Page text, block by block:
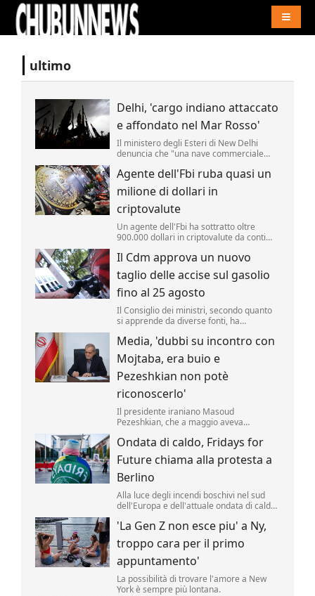
ultimo
Delhi, 'cargo indiano attaccato
e affondato nel Mar Rosso'
Il ministero degli Esteri di New Delhi
denuncia che "una nave commerciale
Noore Oliya" ha subito "un attacco" ed "è
affondata nel Mar Rosso al largo delle
coste dello Yemen".
Agente dell'Fbi ruba quasi un
milione di dollari in
criptovalute
Un agente dell'Fbi ha sottratto oltre
900.000 dollari in criptovalute da conti
un'indagine. Lo riporta la Cnn.
Il Cdm approva un nuovo
taglio delle accise sul gasolio
fino al 25 agosto
Il Consiglio dei ministri, secondo quanto
si apprende da diverse fonti, ha
gasolio fino al 25 agosto. Il valore della
riduzione resta di 17 centesimi al litro
(compresa l'Iva) .
Media, 'dubbi su incontro con
Mojtaba, era buio e
Pezeshkian non potè
riconoscerlo'
Il presidente iraniano Masoud
Pezeshkian, che a maggio aveva
nuova Guida Suprema Mojtaba
Khamenei, avrebbe avuto solo un
incontro di pochi minuti, al buio, senza
poterlo riconoscere.
Ondata di caldo, Fridays for
Future chiama alla protesta a
Berlino
Alla luce degli incendi boschivi nel sud
dell'Europa e dell'attuale ondata di caldo,
"Fridays for Future" ha indetto per giovedì
pomeriggio una manifestazione davanti
alla Cancelleria federale tedesca a
Berlino.
'La Gen Z non esce piu' a Ny,
troppo cara per il primo
appuntamento'
La possibilità di trovare l'amore a New
York è sempre più lontana.